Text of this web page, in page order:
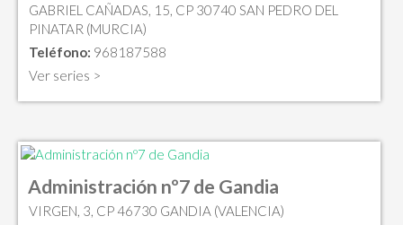
GABRIEL CAÑADAS, 15, CP 30740 SAN PEDRO DEL
PINATAR (MURCIA)
Teléfono: 968187588
Ver series >
Administración nº7 de Gandia
VIRGEN, 3, CP 46730 GANDIA (VALENCIA)